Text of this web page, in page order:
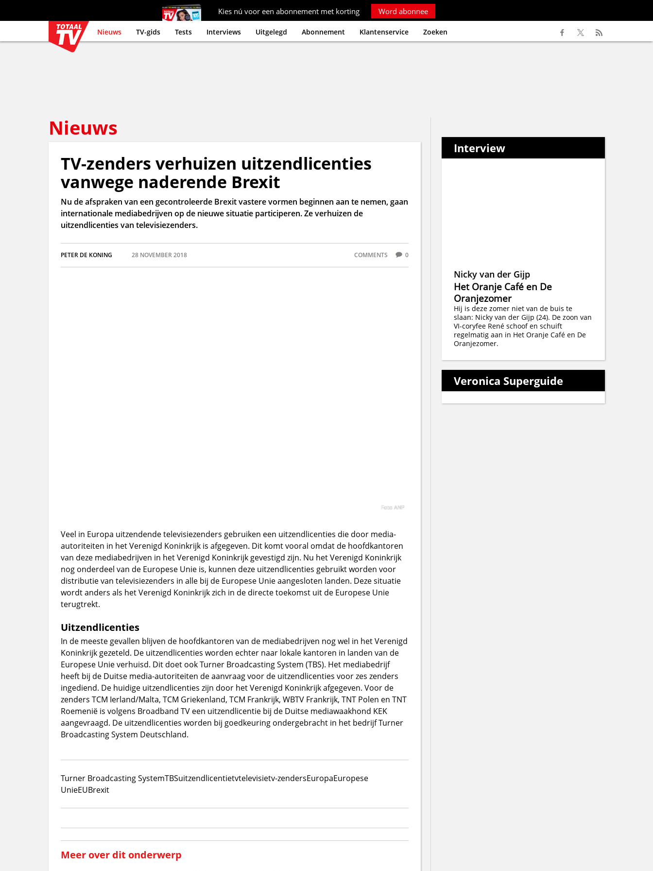
Kies nú voor een abonnement met korting Word abonnee
Nieuws TV-gids Tests Interviews Uitgelegd Abonnement Klantenservice Zoeken
Nieuws
TV-zenders verhuizen uitzendlicenties
vanwege naderende Brexit
Nu de afspraken van een gecontroleerde Brexit vastere vormen beginnen aan te nemen, gaan
internationale mediabedrijven op de nieuwe situatie participeren. Ze verhuizen de
uitzendlicenties van televisiezenders.
PETER DE KONING 28 NOVEMBER 2018 COMMENTS 0
Foto ANP
Veel in Europa uitzendende televisiezenders gebruiken een uitzendlicenties die door media-
autoriteiten in het Verenigd Koninkrijk is afgegeven. Dit komt vooral omdat de hoofdkantoren
van deze mediabedrijven in het Verenigd Koninkrijk gevestigd zijn. Nu het Verenigd Koninkrijk
nog onderdeel van de Europese Unie is, kunnen deze uitzendlicenties gebruikt worden voor
distributie van televisiezenders in alle bij de Europese Unie aangesloten landen. Deze situatie
wordt anders als het Verenigd Koninkrijk zich in de directe toekomst uit de Europese Unie
terugtrekt.
Uitzendlicenties
In de meeste gevallen blijven de hoofdkantoren van de mediabedrijven nog wel in het Verenigd
Koninkrijk gezeteld. De uitzendlicenties worden echter naar lokale kantoren in landen van de
Europese Unie verhuisd. Dit doet ook Turner Broadcasting System (TBS). Het mediabedrijf
heeft bij de Duitse media-autoriteiten de aanvraag voor de uitzendlicenties voor zes zenders
ingediend. De huidige uitzendlicenties zijn door het Verenigd Koninkrijk afgegeven. Voor de
zenders TCM Ierland/Malta, TCM Griekenland, TCM Frankrijk, WBTV Frankrijk, TNT Polen en TNT
Roemenië is volgens Broadband TV een uitzendlicentie bij de Duitse mediawaakhond KEK
aangevraagd. De uitzendlicenties worden bij goedkeuring ondergebracht in het bedrijf Turner
Broadcasting System Deutschland.
Turner Broadcasting SystemTBSuitzendlicentietvtelevisietv-zendersEuropaEuropese
UnieEUBrexit
Meer over dit onderwerp
Interview
Nicky van der Gijp
Het Oranje Café en De
Oranjezomer
Hij is deze zomer niet van de buis te
slaan: Nicky van der Gijp (24). De zoon van
VI-coryfee René schoof en schuift
regelmatig aan in Het Oranje Café en De
Oranjezomer.
Veronica Superguide